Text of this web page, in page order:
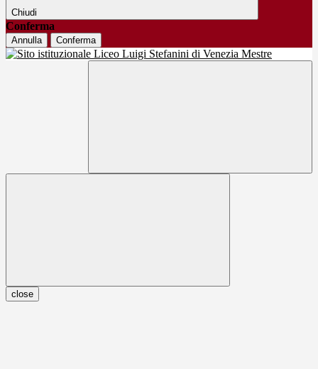
Chiudi
Conferma
Annulla Conferma
close